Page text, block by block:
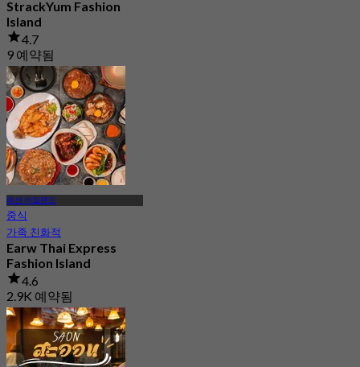
StrackYum Fashion
Island
4.7
9 예약됨
에서 ฿ 416.66
패션 아일랜드
중식
가족 친화적
Earw Thai Express
Fashion Island
4.6
2.9K 예약됨
에서฿ 699